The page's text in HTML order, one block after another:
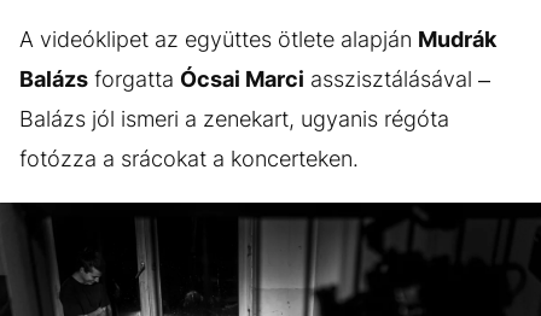
A videóklipet az együttes ötlete alapján Mudrák
Balázs forgatta Ócsai Marci asszisztálásával –
Balázs jól ismeri a zenekart, ugyanis régóta
fotózza a srácokat a koncerteken.